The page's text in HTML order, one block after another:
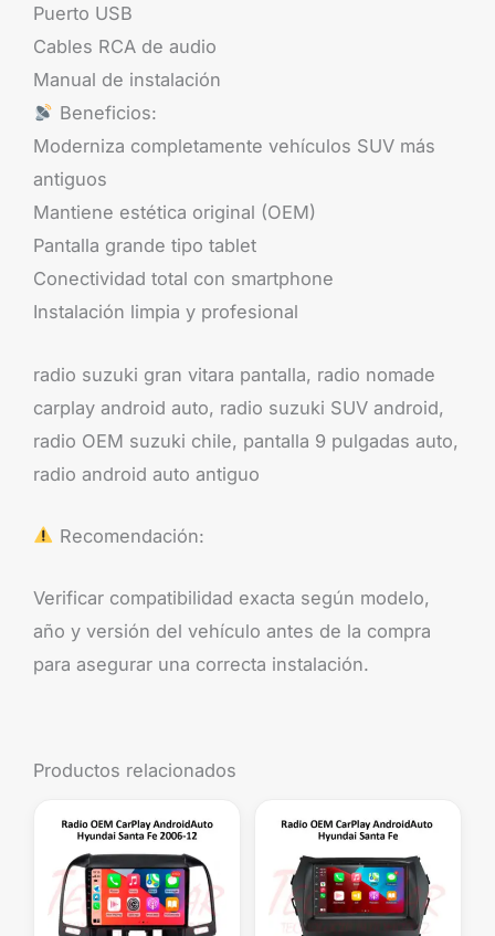
Puerto USB
Cables RCA de audio
Manual de instalación
Beneficios:
Moderniza completamente vehículos SUV más
antiguos
Mantiene estética original (OEM)
Pantalla grande tipo tablet
Conectividad total con smartphone
Instalación limpia y profesional
radio suzuki gran vitara pantalla, radio nomade
carplay android auto, radio suzuki SUV android,
radio OEM suzuki chile, pantalla 9 pulgadas auto,
radio android auto antiguo
Recomendación:
Verificar compatibilidad exacta según modelo,
año y versión del vehículo antes de la compra
para asegurar una correcta instalación.
Productos relacionados